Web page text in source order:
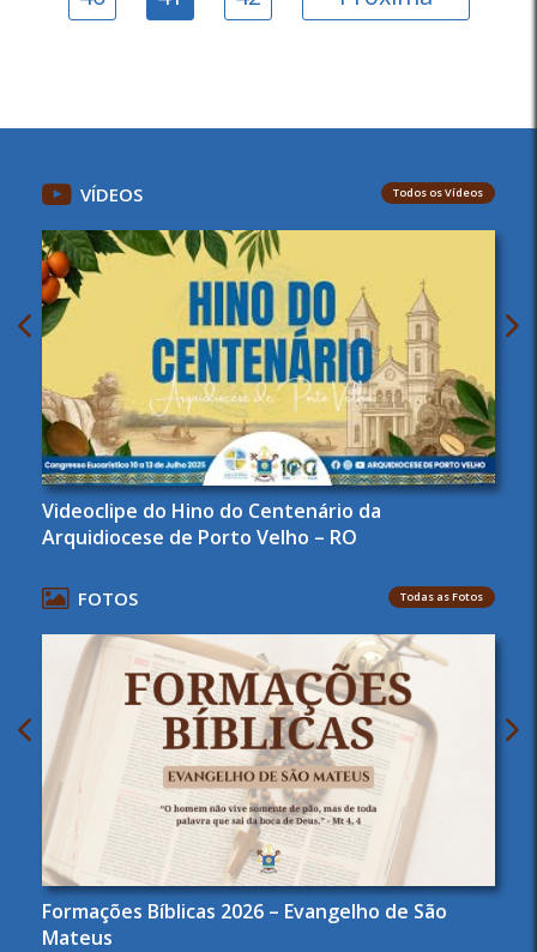
VÍDEOS Todos os Vídeos
Videoclipe do Hino do Centenário da
Arquidiocese de Porto Velho – RO
FOTOS Todas as Fotos
Formações Bíblicas 2026 – Evangelho de São
Mateus